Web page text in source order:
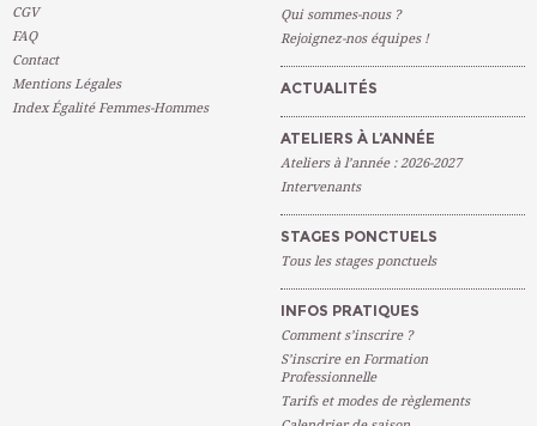
CGV
FAQ
Contact
Mentions Légales
Index Égalité Femmes-Hommes
Qui sommes-nous ?
Rejoignez-nos équipes !
ACTUALITÉS
ATELIERS À L’ANNÉE
Ateliers à l’année : 2026-2027
Intervenants
STAGES PONCTUELS
Tous les stages ponctuels
INFOS PRATIQUES
Comment s’inscrire ?
S’inscrire en Formation
Professionnelle
Tarifs et modes de règlements